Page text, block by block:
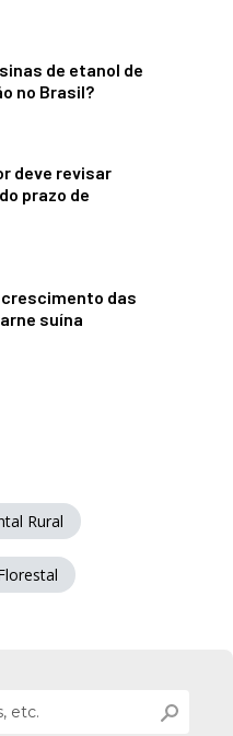
de etanol de
no Brasil?
deve revisar
prazo de
das
suína
Rural